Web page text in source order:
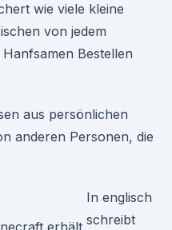
wie viele kleine
von jedem
Bestellen
aus persönlichen
anderen Personen, die
In englisch
schreibt